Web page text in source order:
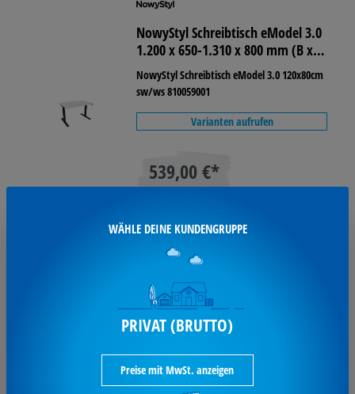
NowyStyl Schreibtisch eModel 3.0
1.200 x 650-1.310 x 800 mm (B x H
x T) schwarz
NowyStyl Schreibtisch eModel 3.0 120x80cm
sw/ws 810059001
Varianten aufrufen
539,00 €*
NowyStyl Schreibtisch eComo
NowyStyl SchreibtischeComo 160x80cm
sw/weiß 810074101
WÄHLE DEINE KUNDENGRUPPE
PRIVAT (BRUTTO)
Preise mit MwSt. anzeigen